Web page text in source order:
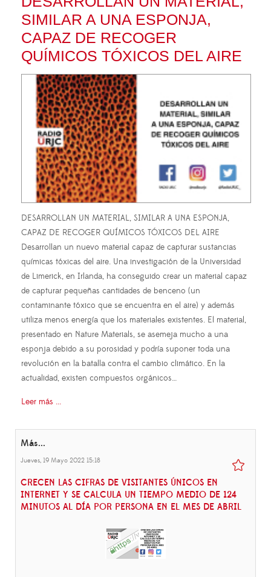
SIMILAR A UNA ESPONJA,
CAPAZ DE RECOGER
QUÍMICOS TÓXICOS DEL AIRE
DESARROLLAN UN MATERIAL, SIMILAR A UNA ESPONJA,
CAPAZ DE RECOGER QUÍMICOS TÓXICOS DEL AIRE
Desarrollan un nuevo material capaz de capturar sustancias
químicas tóxicas del aire. Una investigación de la Universidad
de Limerick, en Irlanda, ha conseguido crear un material capaz
de capturar pequeñas cantidades de benceno (un
contaminante tóxico que se encuentra en el aire) y además
utiliza menos energía que los materiales existentes. El material,
presentado en Nature Materials, se asemeja mucho a una
esponja debido a su porosidad y podría suponer toda una
revolución en la batalla contra el cambio climático. En la
actualidad, existen compuestos orgánicos…
Leer más ...
Más...
Jueves, 19 Mayo 2022 15:18
CRECEN LAS CIFRAS DE VISITANTES ÚNICOS EN
INTERNET Y SE CALCULA UN TIEMPO MEDIO DE 124
MINUTOS AL DÍA POR PERSONA EN EL MES DE ABRIL